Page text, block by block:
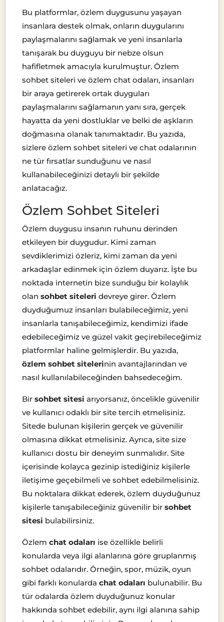
Bu platformlar, özlem duygusunu yaşayan
insanlara destek olmak, onların duygularını
paylaşmalarını sağlamak ve yeni insanlarla
tanışarak bu duyguyu bir nebze olsun
hafifletmek amacıyla kurulmuştur. Özlem
sohbet siteleri ve özlem chat odaları, insanları
bir araya getirerek ortak duyguları
paylaşmalarını sağlamanın yanı sıra, gerçek
hayatta da yeni dostluklar ve belki de aşkların
doğmasına olanak tanımaktadır. Bu yazıda,
sizlere özlem sohbet siteleri ve chat odalarının
ne tür fırsatlar sunduğunu ve nasıl
kullanabileceğinizi detaylı bir şekilde
anlatacağız.
Özlem Sohbet Siteleri
Özlem duygusu insanın ruhunu derinden
etkileyen bir duygudur. Kimi zaman
sevdiklerimizi özleriz, kimi zaman da yeni
arkadaşlar edinmek için özlem duyarız. İşte bu
noktada internetin bize sunduğu bir kolaylık
olan sohbet siteleri devreye girer. Özlem
duyduğumuz insanları bulabileceğimiz, yeni
insanlarla tanışabileceğimiz, kendimizi ifade
edebileceğimiz ve güzel vakit geçirebileceğimiz
platformlar haline gelmişlerdir. Bu yazıda,
özlem sohbet sitelerinin avantajlarından ve
nasıl kullanılabileceğinden bahsedeceğim.
Bir sohbet sitesi arıyorsanız, öncelikle güvenilir
ve kullanıcı odaklı bir site tercih etmelisiniz.
Sitede bulunan kişilerin gerçek ve güvenilir
olmasına dikkat etmelisiniz. Ayrıca, site size
kullanıcı dostu bir deneyim sunmalıdır. Site
içerisinde kolayca gezinip istediğiniz kişilerle
iletişime geçebilmeli ve sohbet edebilmelisiniz.
Bu noktalara dikkat ederek, özlem duyduğunuz
kişilerle tanışabileceğiniz güvenilir bir sohbet
sitesi bulabilirsiniz.
Özlem chat odaları ise özellikle belirli
konularda veya ilgi alanlarına göre gruplanmış
sohbet odalarıdır. Örneğin, spor, müzik, oyun
gibi farklı konularda chat odaları bulunabilir. Bu
tür odalarda özlem duyduğunuz konular
hakkında sohbet edebilir, aynı ilgi alanına sahip